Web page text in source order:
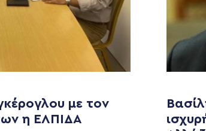
με τον
η ΕΛΠΙΔΑ
Νέα
Ηλ.